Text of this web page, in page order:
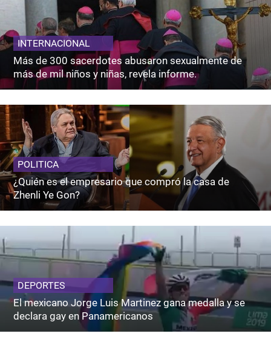
INTERNACIONAL
Más de 300 sacerdotes abusaron sexualmente de
más de mil niños y niñas, revela informe.
POLITICA
¿Quién es el empresario que compró la casa de
Zhenli Ye Gon?
DEPORTES
El mexicano Jorge Luis Martinez gana medalla y se
declara gay en Panamericanos